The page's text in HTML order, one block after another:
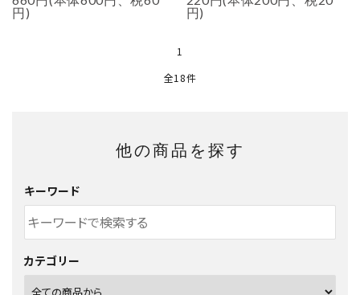
円)
円)
1
全18件
他の商品を探す
キーワード
カテゴリー